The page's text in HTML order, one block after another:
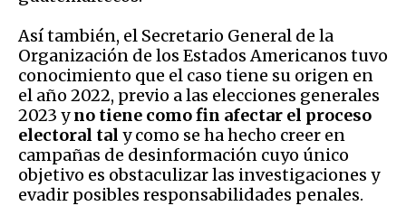
Así también, el Secretario General de la
Organización de los Estados Americanos tuvo
conocimiento que el caso tiene su origen en
el año 2022, previo a las elecciones generales
2023 yno tiene como fin afectar el proceso
electoral tal y como se ha hecho creer en
campañas de desinformación cuyo único
objetivo es obstaculizar las investigaciones y
evadir posibles responsabilidades penales.